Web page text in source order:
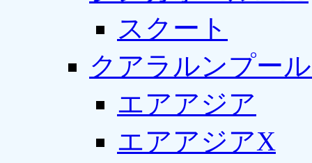
スクート
クアラルンプー
エアアジア
エアアジアX